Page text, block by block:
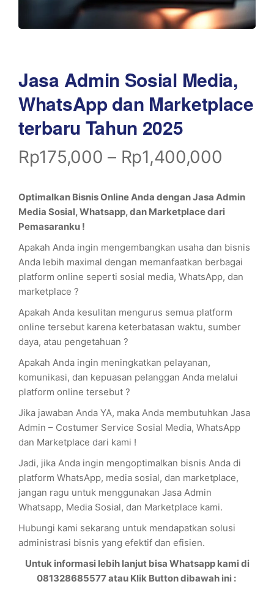
Jasa Admin Sosial Media,
WhatsApp dan Marketplace
terbaru Tahun 2025
Rp175,000 – Rp1,400,000
Optimalkan Bisnis Online Anda dengan Jasa Admin
Media Sosial, Whatsapp, dan Marketplace dari
Pemasaranku !
Apakah Anda ingin mengembangkan usaha dan bisnis
Anda lebih maximal dengan memanfaatkan berbagai
platform online seperti sosial media, WhatsApp, dan
marketplace ?
Apakah Anda kesulitan mengurus semua platform
online tersebut karena keterbatasan waktu, sumber
daya, atau pengetahuan ?
Apakah Anda ingin meningkatkan pelayanan,
komunikasi, dan kepuasan pelanggan Anda melalui
platform online tersebut ?
Jika jawaban Anda YA, maka Anda membutuhkan Jasa
Admin – Costumer Service Sosial Media, WhatsApp
dan Marketplace dari kami !
Jadi, jika Anda ingin mengoptimalkan bisnis Anda di
platform WhatsApp, media sosial, dan marketplace,
jangan ragu untuk menggunakan Jasa Admin
Whatsapp, Media Sosial, dan Marketplace kami.
Hubungi kami sekarang untuk mendapatkan solusi
administrasi bisnis yang efektif dan efisien.
Untuk informasi lebih lanjut bisa Whatsapp kami di
081328685577 atau Klik Button dibawah ini :